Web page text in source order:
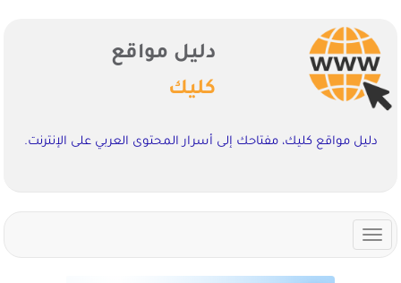
دليل مواقع
كليك
دليل مواقع كليك، مفتاحك إلى أسرار المحتوى العربي على الإنترنت.
Toggle
navigation